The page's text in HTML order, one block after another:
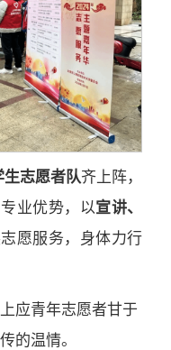
志愿者队齐上阵，
业优势，以宣讲、
愿服务，身体力行
应青年志愿者甘于
的温情。